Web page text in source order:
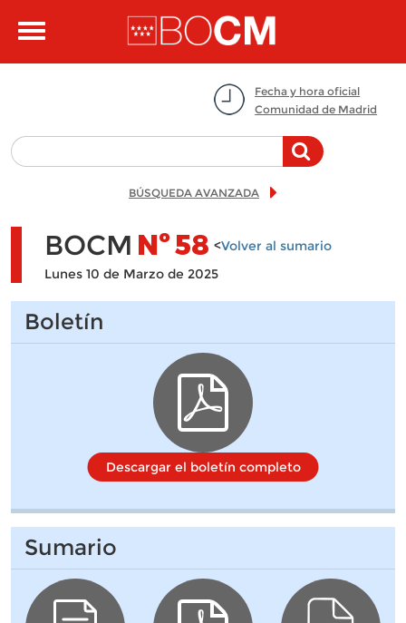
Toggle
Fecha y hora oficial
Comunidad de Madrid
BÚSQUEDA AVANZADA
BOCM Nº58 <Volver al sumario
Lunes 10 de Marzo de 2025
Boletín
Descargar el boletín completo
Sumario